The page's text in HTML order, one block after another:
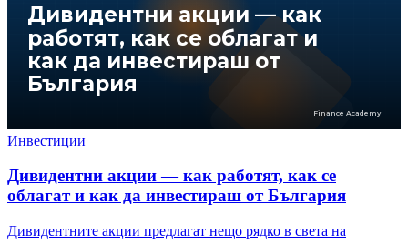
Дивидентни акции — как
работят, как се облагат и
как да инвестираш от
България
Finance Academy
Инвестиции
Дивидентни акции — как работят, как се
облагат и как да инвестираш от България
Дивидентните акции предлагат нещо рядко в света на